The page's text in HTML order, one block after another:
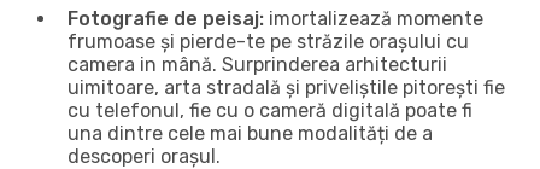
Fotografie de peisaj: imortalizează momente
frumoase și pierde-te pe străzile orașului cu
camera in mână. Surprinderea arhitecturii
uimitoare, arta stradală și priveliștile pitorești fie
cu telefonul, fie cu o cameră digitală poate fi
una dintre cele mai bune modalități de a
descoperi orașul.